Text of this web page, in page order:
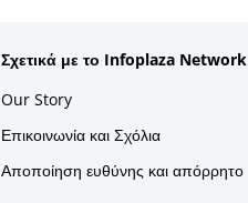
Σχετικά με το Infoplaza Network
Our Story
Επικοινωνία και Σχόλια
Αποποίηση ευθύνης και απόρρητο